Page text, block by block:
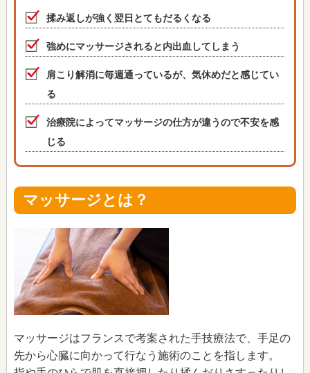
揉み返しが強く翌日とてもだるくなる
強めにマッサージされると内出血してしまう
肩こり解消に毎週通っているが、気休めだと感じてい
る
治療院によってマッサージの仕方が違うので不安を感
じる
マッサージとは？
マッサージはフランスで考案された手技療法で、手足の
先から心臓に向かって行なう施術のことを指します。